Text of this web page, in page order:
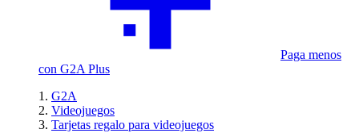
Paga menos
con G2A Plus
G2A
Videojuegos
Tarjetas regalo para videojuegos